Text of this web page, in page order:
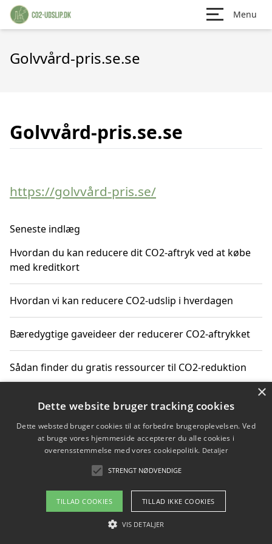
Menu
Golvvård-pris.se.se
Golvvård-pris.se.se
https://golvvård-pris.se/
Seneste indlæg
Hvordan du kan reducere dit CO2-aftryk ved at købe
med kreditkort
Hvordan vi kan reducere CO2-udslip i hverdagen
Bæredygtige gaveideer der reducerer CO2-aftrykket
Sådan finder du gratis ressourcer til CO2-reduktion
Hvordan gadgets til hjemmet kan reducere CO2-udslip
Copyright 2026 - Pilanto Aps
Om / kontakt
Blog Betingelser
×
Dette website bruger tracking cookies
Dette websted bruger cookies til at forbedre brugeroplevelsen. Ved
at bruge vores hjemmeside accepterer du alle cookies i
overensstemmelse med vores cookiepolitik. Detaljer
STRENGT NØDVENDIGE
TILLAD COOKIES TILLAD IKKE COOKIES
VIS DETALJER